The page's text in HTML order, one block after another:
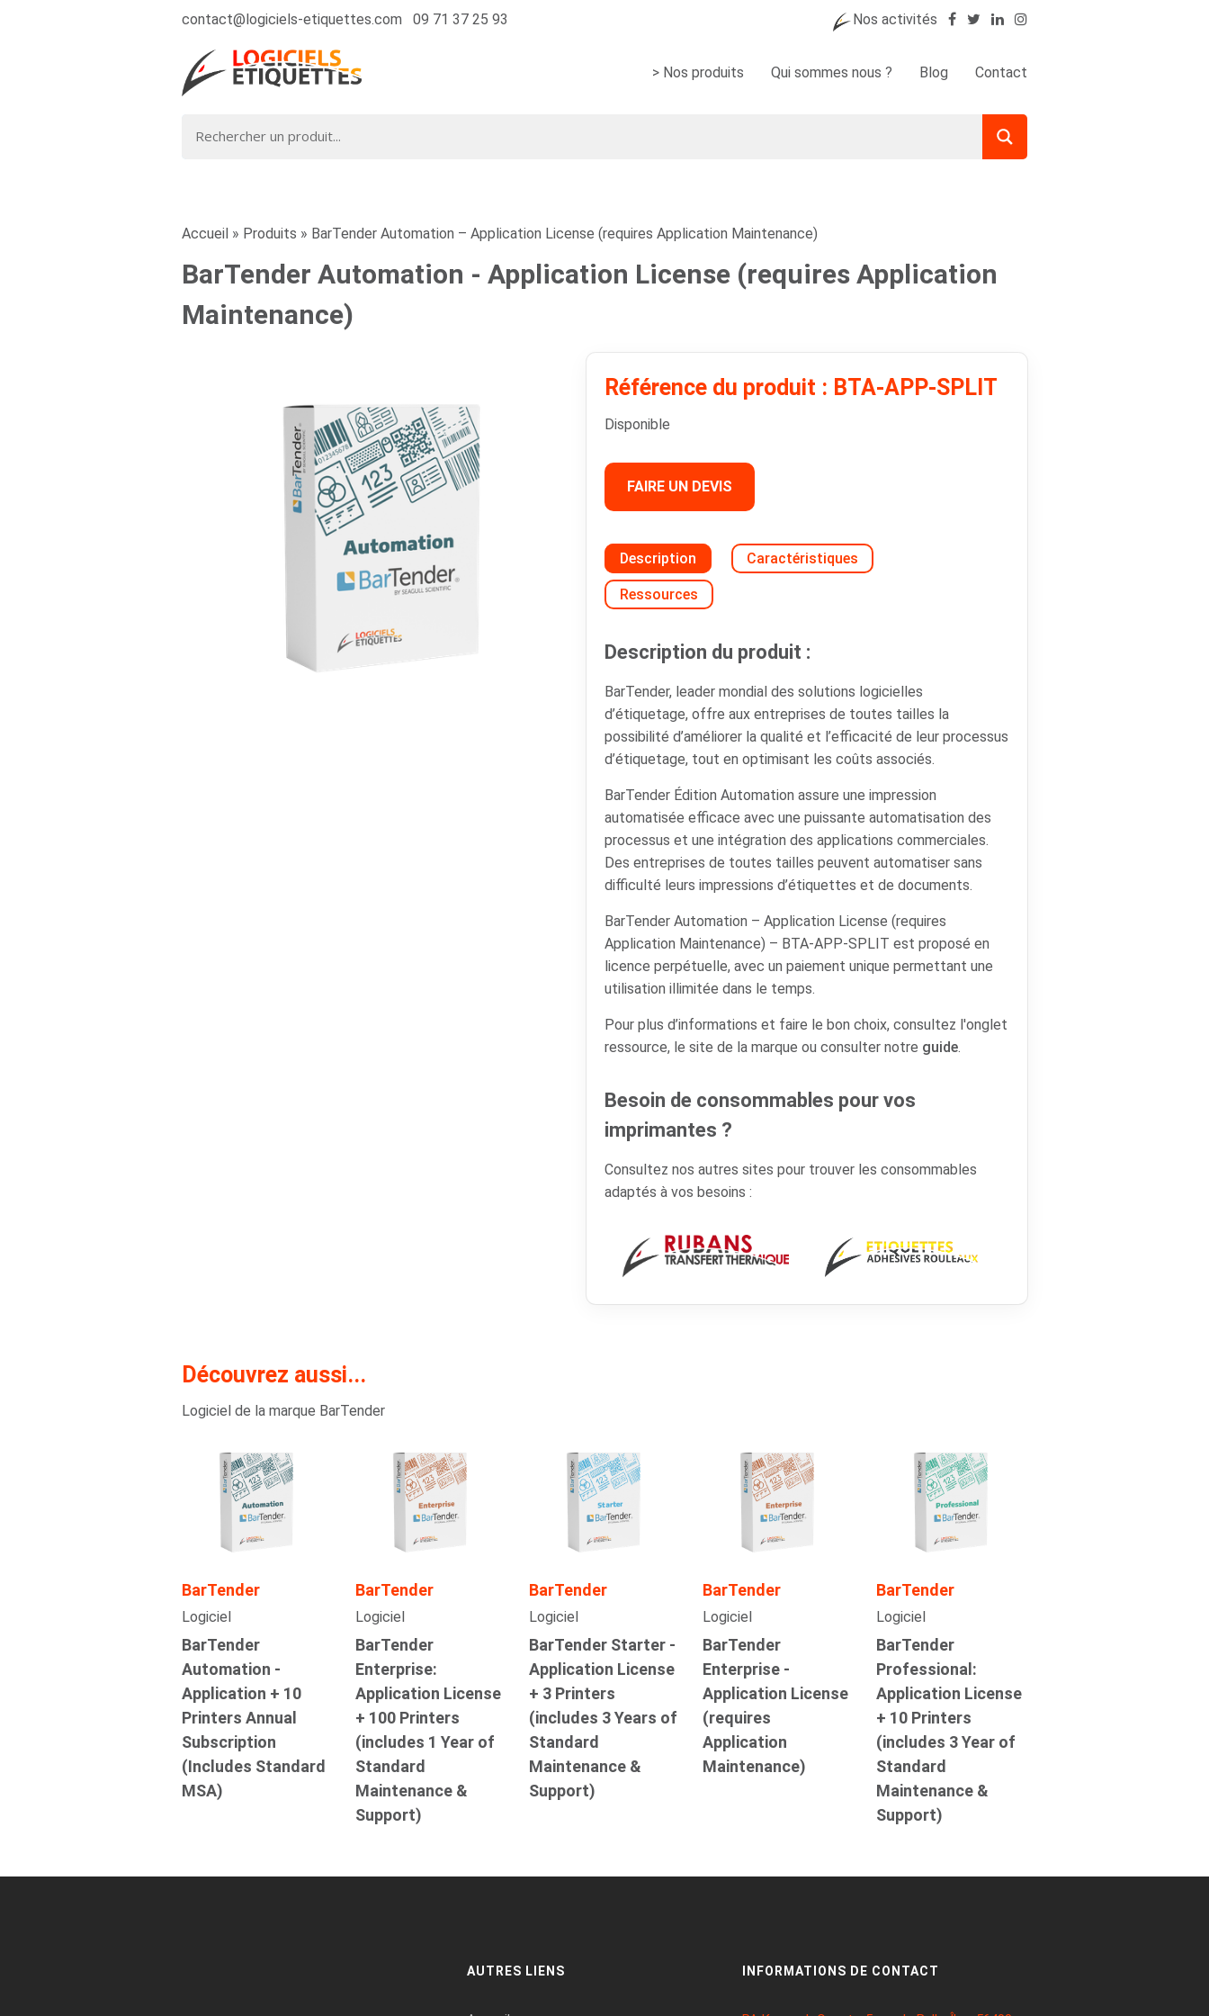
contact@logiciels-etiquettes.com 09 71 37 25 93 Nos activités
> Nos produits Qui sommes nous ? Blog Contact
Accueil » Produits » BarTender Automation – Application License (requires Application Maintenance)
BarTender Automation - Application License (requires Application
Maintenance)
Référence du produit : BTA-APP-SPLIT
Disponible
FAIRE UN DEVIS
Description Caractéristiques
Ressources
Description du produit :
BarTender, leader mondial des solutions logicielles
d’étiquetage, offre aux entreprises de toutes tailles la
possibilité d’améliorer la qualité et l’efficacité de leur processus
d’étiquetage, tout en optimisant les coûts associés.
BarTender Édition Automation assure une impression
automatisée efficace avec une puissante automatisation des
processus et une intégration des applications commerciales.
Des entreprises de toutes tailles peuvent automatiser sans
difficulté leurs impressions d’étiquettes et de documents.
BarTender Automation – Application License (requires
Application Maintenance) – BTA-APP-SPLIT est proposé en
licence perpétuelle, avec un paiement unique permettant une
utilisation illimitée dans le temps.
Pour plus d’informations et faire le bon choix, consultez l'onglet
ressource, le site de la marque ou consulter notre guide.
Besoin de consommables pour vos
imprimantes ?
Consultez nos autres sites pour trouver les consommables
adaptés à vos besoins :
Découvrez aussi...
Logiciel de la marque BarTender
BarTender
Logiciel
BarTender
Automation -
Application + 10
Printers Annual
Subscription
(Includes Standard
MSA)
BarTender
Logiciel
BarTender
Enterprise:
Application License
+ 100 Printers
(includes 1 Year of
Standard
Maintenance &
Support)
BarTender
Logiciel
BarTender Starter -
Application License
+ 3 Printers
(includes 3 Years of
Standard
Maintenance &
Support)
BarTender
Logiciel
BarTender
Enterprise -
Application License
(requires
Application
Maintenance)
BarTender
Logiciel
BarTender
Professional:
Application License
+ 10 Printers
(includes 3 Year of
Standard
Maintenance &
Support)
AUTRES LIENS INFORMATIONS DE CONTACT